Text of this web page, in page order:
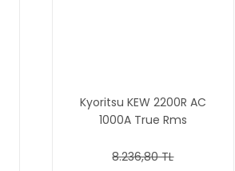
Kyoritsu KEW 2200R AC
1000A True Rms
8.236,80 TL